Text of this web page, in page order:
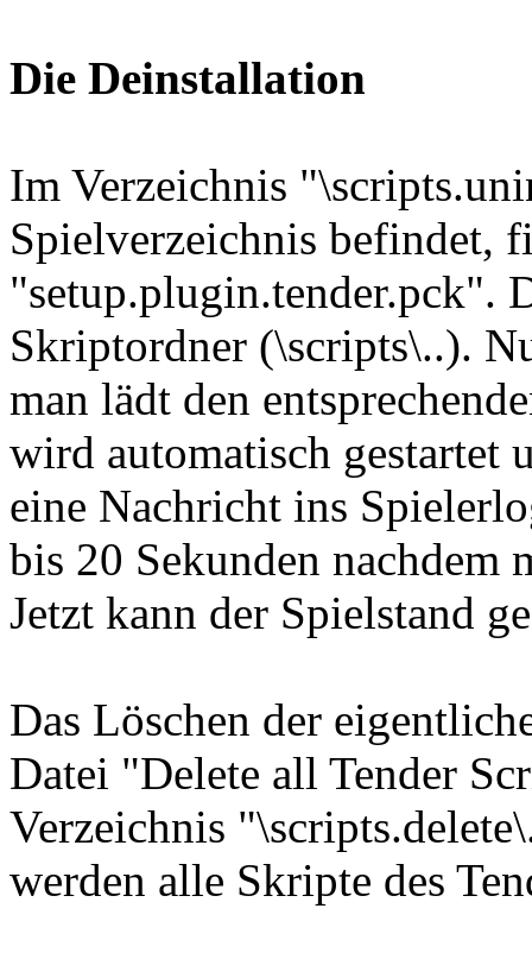
Die Deinstallation
Im Verzeichnis
Spielverzeichnis befindet,
"setup.plugin.tender.pck".
Skriptordner (\scripts\..).
man lädt den
wird automatisch gestartet
eine Nachricht ins
bis 20 Sekunden nachdem
Jetzt kann der Spielstand
Das Löschen der
Datei "Delete all Tender
Verzeichnis
werden alle Skripte des